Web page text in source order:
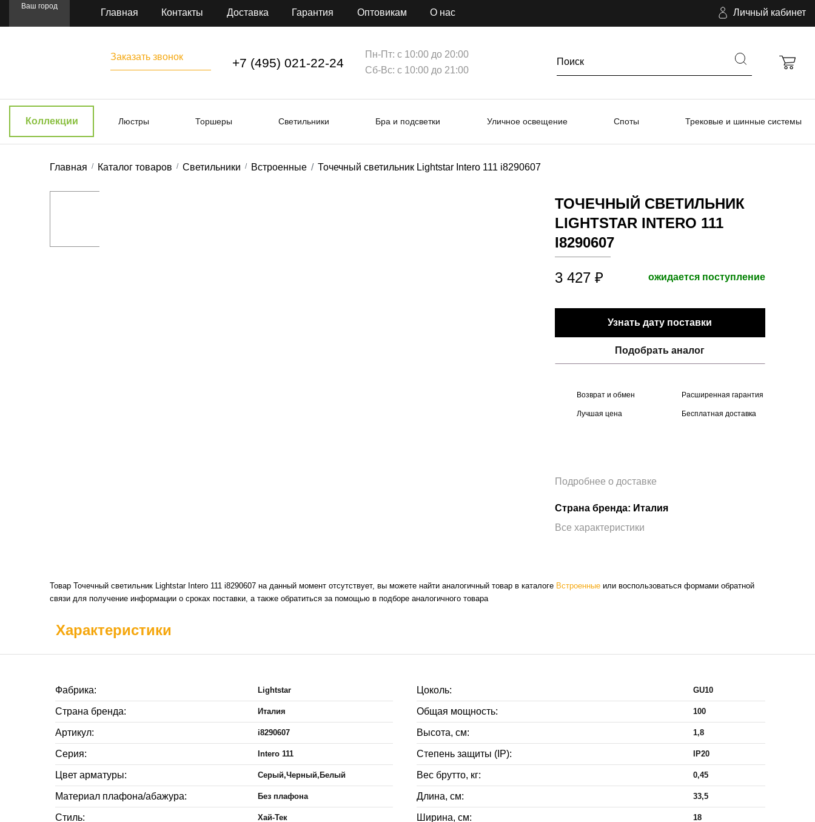
Ваш город
Главная Контакты Доставка Гарантия Оптовикам О нас Личный кабинет
Заказать звонок +7 (495) 021-22-24
Пн-Пт: с 10:00 до 20:00
Сб-Вс: с 10:00 до 21:00
Коллекции Люстры Торшеры Светильники Бра и подсветки Уличное освещение Споты Трековые и шинные системы
Главная Каталог товаров Светильники Встроенные Точечный светильник Lightstar Intero 111 i8290607
ТОЧЕЧНЫЙ СВЕТИЛЬНИК
LIGHTSTAR INTERO 111
I8290607
3 427 ₽ ожидается поступление
Узнать дату поставки
Подобрать аналог
Возврат и обмен Расширенная гарантия
Лучшая цена Бесплатная доставка
Подробнее о доставке
Страна бренда: Италия
Все характеристики
Товар Точечный светильник Lightstar Intero 111 i8290607 на данный момент отсутствует, вы можете найти аналогичный товар в каталоге Встроенные или воспользоваться формами обратной
связи для получение информации о сроках поставки, а также обратиться за помощью в подборе аналогичного товара
Характеристики
Фабрика: Lightstar
Страна бренда: Италия
Артикул: i8290607
Серия: Intero 111
Цвет арматуры: Серый,Черный,Белый
Материал плафона/абажура: Без плафона
Стиль: Хай-Тек
Цоколь: GU10
Общая мощность: 100
Высота, см: 1,8
Степень защиты (IP): IP20
Вес брутто, кг: 0,45
Длина, см: 33,5
Ширина, см: 18